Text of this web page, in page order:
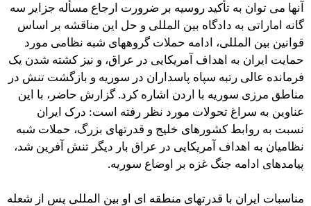
آنها می توان به تأکید روسیه بر ضرورت ارجاع مسأله جزایر سه
گانه اماراتی به دادگاه بین المللی و حل این مناقشه بر اساس
قوانین بین المللی، ادامه حملات گروههای شبه نظامی مورد
حمایت ایران به اهداف آمریکایی در عراق، و نیز کشته شدن یک
فرمانده عالی رتبه سپاه پاسداران در سوریه و بازگشت تنش در
مناطق مرزی سوریه با اردن اشاره کرد. گزارش حاضر، با این
عناوین به سراغ تحولات مورد نظر رفته است: درک ایران
نسبت به روابط کشورهای خلیج و قدرتهای بزرگ، حملات شبه
نظامیان به اهداف آمریکایی در عراق بار دیگر تنش آفرین شد،
پیامدهای ادامه جنگ غزه بر اوضاع سوریه.
مناسبات ایران با قدرتهای منطقه ای او بین المللی پس از شعله